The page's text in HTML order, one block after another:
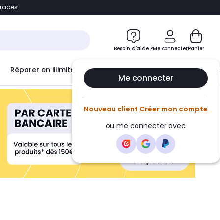
Besoin d'aide ?Me connecter
Me connecter
Nouveau client Créer mon compte
ou me connecter avec
Panier
Réparer en illimité avec Le Club Infinity